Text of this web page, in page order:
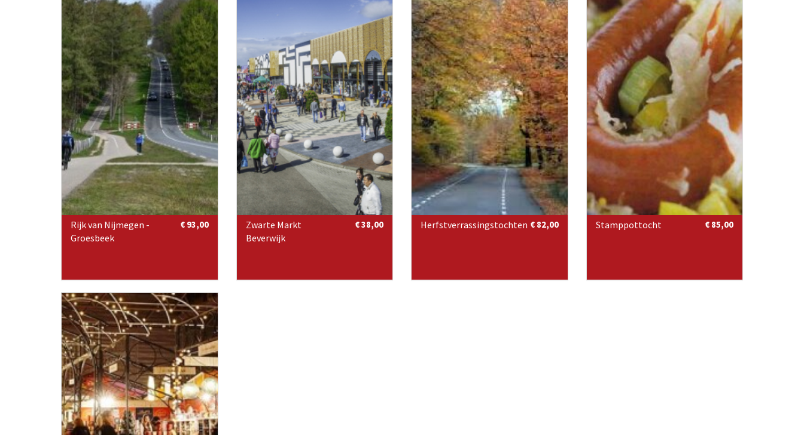
Rijk van Nijmegen -
Groesbeek
€ 93,00
Zwarte Markt
Beverwijk
€ 38,00 Herfstverrassingstochten € 82,00 Stamppottocht € 85,00